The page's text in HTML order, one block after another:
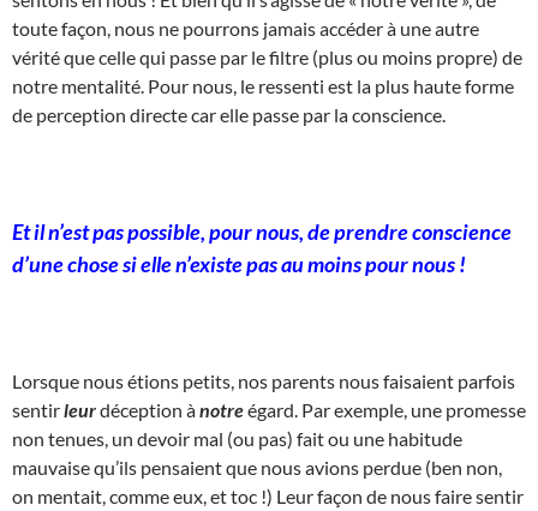
toute façon, nous ne pourrons jamais accéder à une autre
vérité que celle qui passe par le filtre (plus ou moins propre) de
notre mentalité. Pour nous, le ressenti est la plus haute forme
de perception directe car elle passe par la conscience.
Et il n’est pas possible, pour nous, de prendre conscience
d’une chose si elle n’existe pas au moins pour nous !
Lorsque nous étions petits, nos parents nous faisaient parfois
sentirleurdéception ànotreégard. Par exemple, une promesse
non tenues, un devoir mal (ou pas) fait ou une habitude
mauvaise qu’ils pensaient que nous avions perdue (ben non,
on mentait, comme eux, et toc !) Leur façon de nous faire sentir